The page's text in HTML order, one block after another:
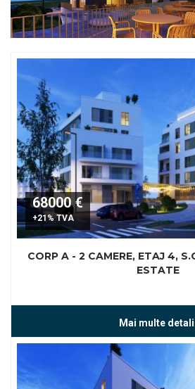
68000 €
+21% TVA
CORP A - 2 CAMERE, ETAJ 4,
ESTATE
Mai multe